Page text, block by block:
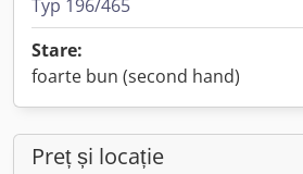
Typ 196/465
Stare:
foarte bun (second hand)
Preț și locație